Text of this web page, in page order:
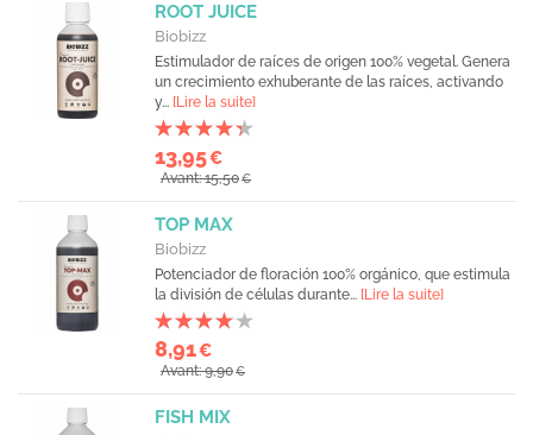
ROOT JUICE
Biobizz
Estimulador de raíces de origen 100% vegetal. Genera
un crecimiento exhuberante de las raíces, activando
y... [Lire la suite]
13,95€
Avant: 15,50€
TOP MAX
Biobizz
Potenciador de floración 100% orgánico, que estimula
la división de células durante... [Lire la suite]
8,91€
Avant: 9,90€
FISH MIX